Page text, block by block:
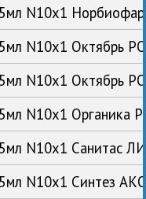
N10x1
N10x1 Октябрь
N10x1 Октябрь
N10x1 Органика
N10x1 Санитас
N10x1 Синтез